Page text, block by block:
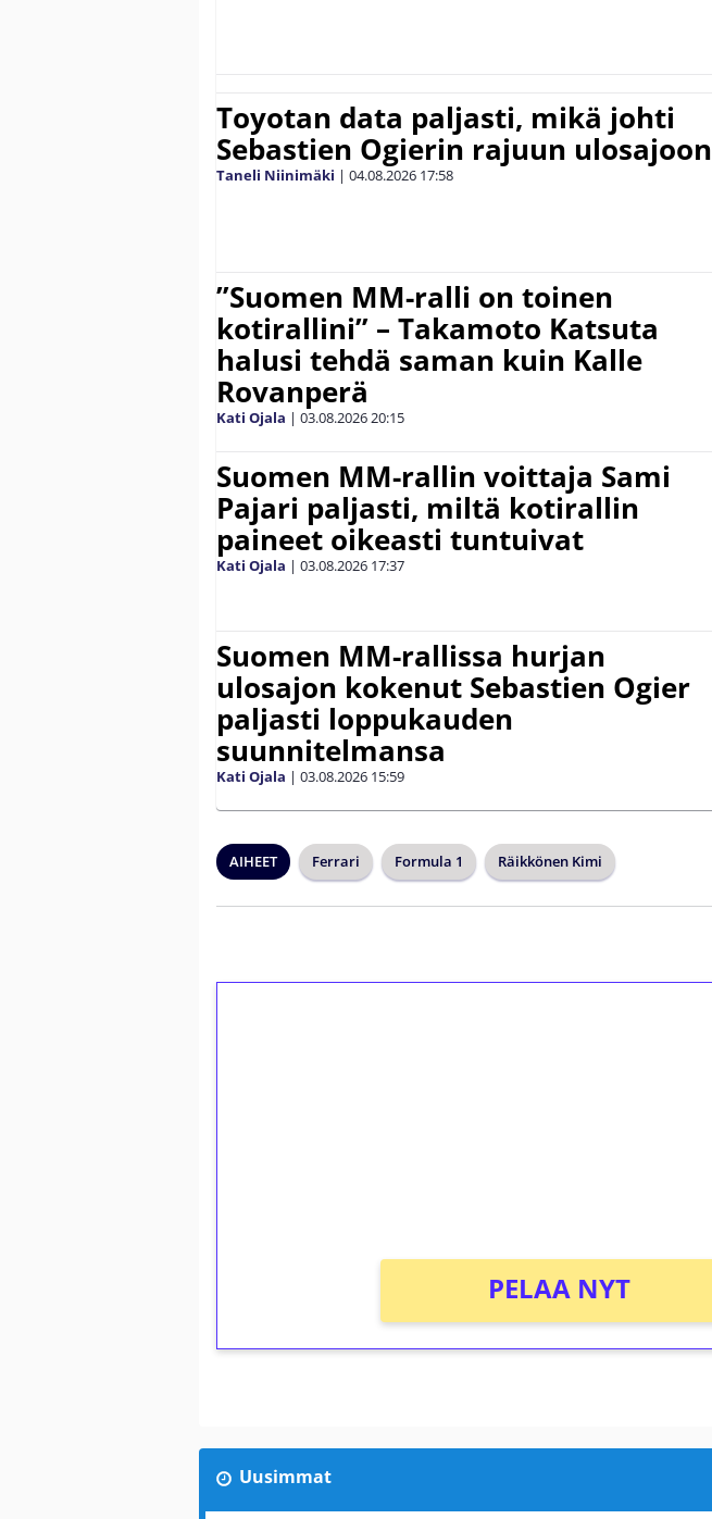
Toyotan data paljasti, mikä johti
Sebastien Ogierin rajuun ulosajoon
Taneli Niinimäki | 04.08.2026 17:58
”Suomen MM-ralli on toinen
kotirallini” – Takamoto Katsuta
halusi tehdä saman kuin Kalle
Rovanperä
Kati Ojala | 03.08.202620:15
Suomen MM-rallin voittaja Sami
Pajari paljasti, miltä kotirallin
paineet oikeasti tuntuivat
Kati Ojala | 03.08.2026 17:37
Suomen MM-rallissa hurjan
ulosajon kokenut Sebastien Ogier
paljasti loppukauden
suunnitelmansa
Kati Ojala | 03.08.2026 15:59
AIHEET Ferrari Formula 1 Räikkönen Kimi
PELAA NYT
Uusimmat